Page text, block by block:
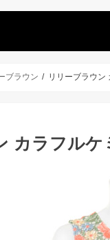
ブラウン リリーブラウン
カラフル